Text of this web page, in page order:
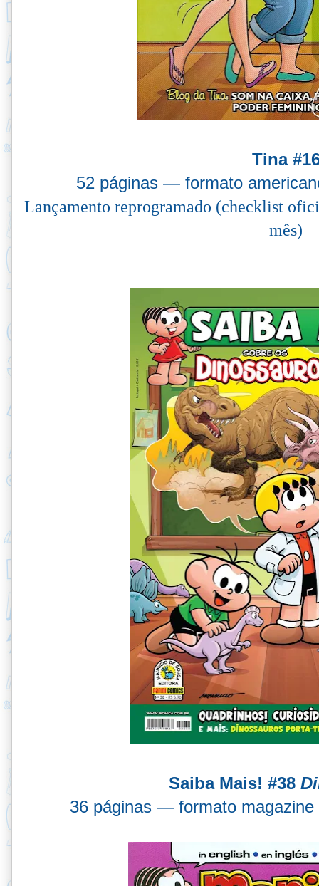
Tina
52 páginas — formato
Lançamento reprogramado (checklist
mês)
Saiba Mais! #38
36 páginas — formato